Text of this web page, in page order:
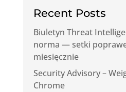
Recent Posts
Biuletyn Threat
norma — setki
miesięcznie
Security Advisory –
Chrome